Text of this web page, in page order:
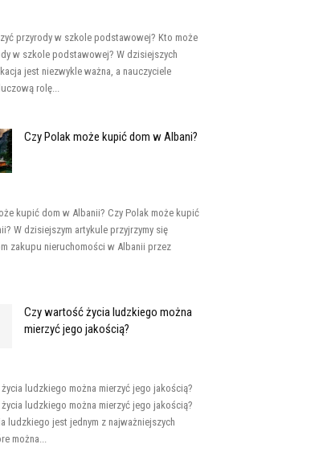
przyrody w szkole podstawowej? Kto może
w szkole podstawowej? W dzisiejszych
jest niezwykle ważna, a nauczyciele
rolę...
Czy Polak może kupić dom w Albani?
kupić dom w Albanii? Czy Polak może kupić
W dzisiejszym artykule przyjrzymy się
zakupu nieruchomości w Albanii przez
Czy wartość życia ludzkiego można
mierzyć jego jakością?
ludzkiego można mierzyć jego jakością?
ludzkiego można mierzyć jego jakością?
ludzkiego jest jednym z najważniejszych
można...